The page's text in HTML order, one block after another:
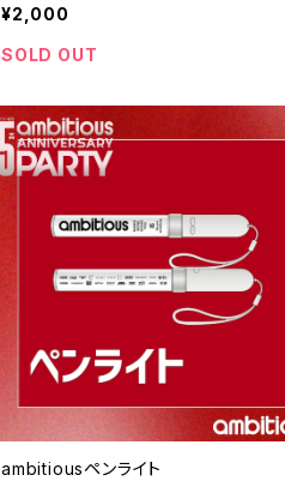
¥2,000
SOLD OUT
ambitiousペンライト